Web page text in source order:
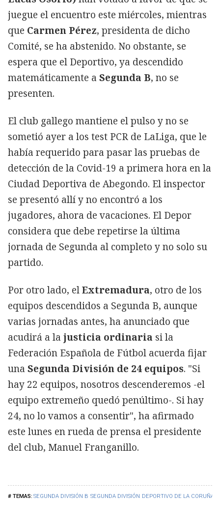
SEGUNDA DIVISIÓN B SEGUNDA DIVISIÓN DEPORTIVO DE LA CORUÑA
juegue el encuentro este miércoles, mientras
que Carmen Pérez, presidenta de dicho
Comité, se ha abstenido. No obstante, se
espera que el Deportivo, ya descendido
matemáticamente a Segunda B, no se
presenten.
El club gallego mantiene el pulso y no se
sometió ayer a los test PCR de LaLiga, que le
había requerido para pasar las pruebas de
detección de la Covid-19 a primera hora en la
Ciudad Deportiva de Abegondo. El inspector
se presentó allí y no encontró a los
jugadores, ahora de vacaciones. El Depor
considera que debe repetirse la última
jornada de Segunda al completo y no solo su
partido.
Por otro lado, elExtremadura, otro de los
equipos descendidos a Segunda B, aunque
varias jornadas antes, ha anunciado que
acudirá a la justicia ordinaria si la
Federación Española de Fútbol acuerda fijar
una Segunda División de 24 equipos. "Si
hay 22 equipos, nosotros descenderemos -el
equipo extremeño quedó penúltimo-. Si hay
24, no lo vamos a consentir", ha afirmado
este lunes en rueda de prensa el presidente
del club, Manuel Franganillo.